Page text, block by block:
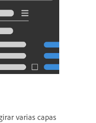
varias capas